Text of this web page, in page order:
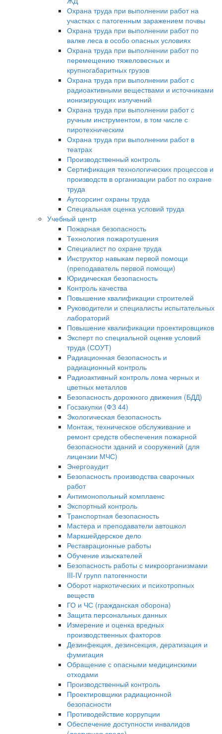
Охрана труда при выполнении работ на
участках с патогенным заражением почвы
Охрана труда при выполнении работ по
валке леса в особо опасных условиях
Охрана труда при выполнении работ по
перемещению тяжеловесных и
крупногабаритных грузов
Охрана труда при выполнении работ с
радиоактивными веществами и источниками
ионизирующих излучений
Охрана труда при выполнении работ с
ручным инструментом, в том числе с
пиротехническим
Охрана труда при выполнении работ в
театрах
Производственный контроль
Сертификация технологических процессов и
производств в организации работ по охране
труда
Аутсорсинг охраны труда
Специальная оценка условий труда
Учебный центр
Пожарная безопасность
Технология пожаротушения
Специалист по охране труда
Инструктор навыкам первой помощи
(преподаватель первой помощи)
Юридическая безопасность
Контроль качества
Повышение квалификации строителей
Руководители и специалисты испытательных
лабораторий
Повышение квалификации проектировщиков
Эксперт по специальной оценке условий
труда (СОУТ)
Радиационная безопасность и
радиационный контроль
Радиоактивный контроль лома черных и
цветных металлов
Безопасность дорожного движения (БДД)
Госзакупки (ФЗ 44)
Экологическая безопасность
Монтаж, техническое обслуживание и
ремонт средств обеспечения пожарной
безопасности зданий и сооружений (для
лицензии МЧС)
Энергоаудит
Безопасность производства сварочных
работ
Антимонопольный комплаенс
Экспортный контроль
Транспортная безопасность
Мастера и преподаватели автошкол
Маркшейдерское дело
Реставрационные работы
Обучение изыскателей
Безопасность работы с микроорганизмами
III-IV групп патогенности
Оборот наркотических и психотропных
веществ
ГО и ЧС (гражданская оборона)
Защита персональных данных
Измерение и оценка вредных
производственных факторов
Дезинфекция, дезинсекция, дератизация и
фумигация
Обращение с опасными медицинскими
отходами
Производственный контроль
Проектировщики радиационной
безопасности
Противодействие коррупции
Обеспечение доступности инвалидов